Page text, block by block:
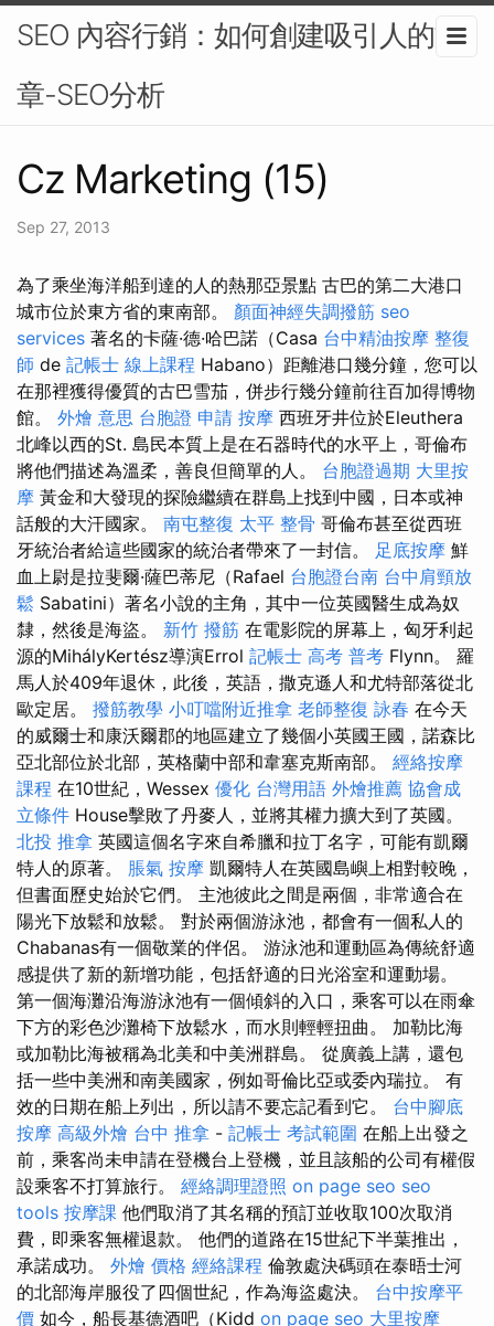
SEO 內容行銷：如何創建吸引人的文
章-SEO分析
Cz Marketing (15)
Sep 27, 2013
為了乘坐海洋船到達的人的熱那亞景點 古巴的第二大港口
城市位於東方省的東南部。 顏面神經失調撥筋 seo
services 著名的卡薩·德·哈巴諾（Casa 台中精油按摩 整復
師 de 記帳士 線上課程 Habano）距離港口幾分鐘，您可以
在那裡獲得優質的古巴雪茄，併步行幾分鐘前往百加得博物
館。 外燴 意思 台胞證 申請 按摩 西班牙井位於Eleuthera
北峰以西的St. 島民本質上是在石器時代的水平上，哥倫布
將他們描述為溫柔，善良但簡單的人。 台胞證過期 大里按
摩 黃金和大發現的​​探險繼續在群島上找到中國，日本或神
話般的大汗國家。 南屯整復 太平 整骨 哥倫布甚至從西班
牙統治者給這些國家的統治者帶來了一封信。 足底按摩 鮮
血上尉是拉斐爾·薩巴蒂尼（Rafael 台胞證台南 台中肩頸放
鬆 Sabatini）著名小說的主角，其中一位英國醫生成為奴
隸，然後是海盜。 新竹 撥筋 在電影院的屏幕上，匈牙利起
源的MihályKertész導演Errol 記帳士 高考 普考 Flynn。 羅
馬人於409年退休，此後，英語，撒克遜人和尤特部落從北
歐定居。 撥筋教學 小叮噹附近推拿 老師整復 詠春 在今天
的威爾士和康沃爾郡的地區建立了幾個小英國王國，諾森比
亞北部位於北部，英格蘭中部和韋塞克斯南部。 經絡按摩
課程 在10世紀，Wessex 優化 台灣用語 外燴推薦 協會成
立條件 House擊敗了丹麥人，並將其權力擴大到了英國。
北投 推拿 英國這個名字來自希臘和拉丁名字，可能有凱爾
特人的原著。 脹氣 按摩 凱爾特人在英國島嶼上相對較晚，
但書面歷史始於它們。 主池彼此之間是兩個，非常適合在
陽光下放鬆和放鬆。 對於兩個游泳池，都會有一個私人的
Chabanas有一個敬業的伴侶。 游泳池和運動區為傳統舒適
感提供了新的新增功能，包括舒適的日光浴室和運動場。
第一個海灘沿海游泳池有一個傾斜的入口，乘客可以在雨傘
下方的彩色沙灘椅下放鬆水，而水則輕輕扭曲。 加勒比海
或加勒比海被稱為北美和中美洲群島。 從廣義上講，還包
括一些中美洲和南美國家，例如哥倫比亞或委內瑞拉。 有
效的日期在船上列出，所以請不要忘記看到它。 台中腳底
按摩 高級外燴 台中 推拿 - 記帳士 考試範圍 在船上出發之
前，乘客尚未申請在登機台上登機，並且該船的公司有權假
設乘客不打算旅行。 經絡調理證照 on page seo seo
tools 按摩課 他們取消了其名稱的預訂並收取100次取消
費，即乘客無權退款。 他們的道路在15世紀下半葉推出，
承諾成功。 外燴 價格 經絡課程 倫敦處決碼頭在泰晤士河
的北部海岸服役了四個世紀，作為海盜處決。 台中按摩平
價 如今，船長基德酒吧（Kidd on page seo 大里按摩